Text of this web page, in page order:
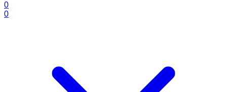
0
0